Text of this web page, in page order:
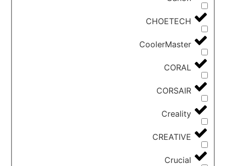
CHOETECH
CoolerMaster
CORAL
CORSAIR
Creality
CREATIVE
Crucial